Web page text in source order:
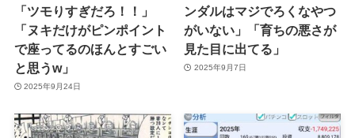
「ツモりすぎだろ！！」
「ヌキだけがピンポイント
で座ってるのほんとすごい
と思うw」
2025年9月24日
ンダルはマジでろくなやつ
がいない」「育ちの悪さが
見た目に出てる」
2025年9月7日